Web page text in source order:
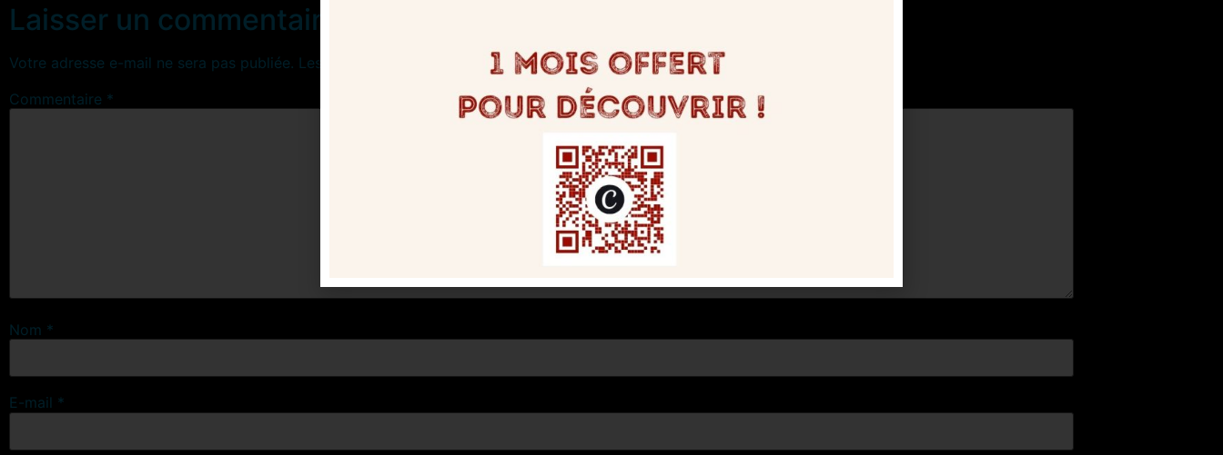
Laisser un commentaire
Votre adresse e-mail ne sera pas publiée. Les champs obligatoires sont indiqués avec *
Commentaire *
Nom *
E-mail *